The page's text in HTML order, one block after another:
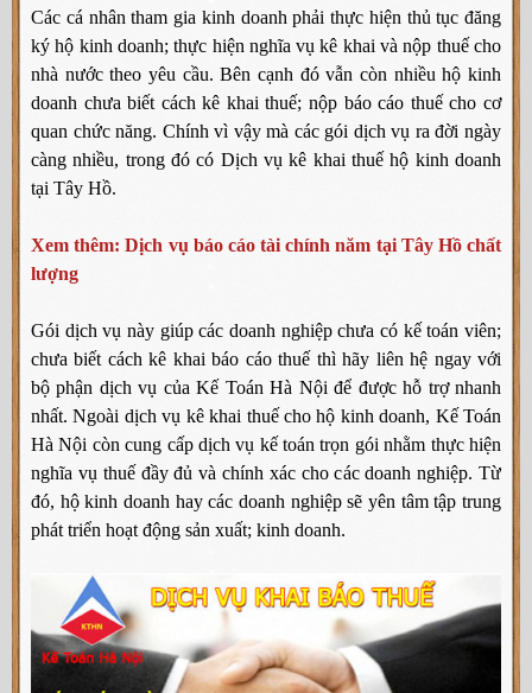
Các cá nhân tham gia kinh doanh phải thực hiện thủ tục đăng
ký hộ kinh doanh; thực hiện nghĩa vụ kê khai và nộp thuế cho
nhà nước theo yêu cầu. Bên cạnh đó vẫn còn nhiều hộ kinh
doanh chưa biết cách kê khai thuế; nộp báo cáo thuế cho cơ
quan chức năng. Chính vì vậy mà các gói dịch vụ ra đời ngày
càng nhiều, trong đó có Dịch vụ kê khai thuế hộ kinh doanh
tại Tây Hồ.
Xem thêm:Dịch vụ báo cáo tài chính năm tại Tây Hồ chất
lượng
Gói dịch vụ này giúp các doanh nghiệp chưa có kế toán viên;
chưa biết cách kê khai báo cáo thuế thì hãy liên hệ ngay với
bộ phận dịch vụ của Kế Toán Hà Nội để được hỗ trợ nhanh
nhất. Ngoài dịch vụ kê khai thuế cho hộ kinh doanh, Kế Toán
Hà Nội còn cung cấp dịch vụ kế toán trọn gói nhằm thực hiện
nghĩa vụ thuế đầy đủ và chính xác cho các doanh nghiệp. Từ
đó, hộ kinh doanh hay các doanh nghiệp sẽ yên tâm tập trung
phát triển hoạt động sản xuất; kinh doanh.